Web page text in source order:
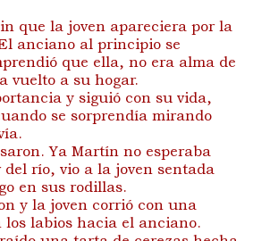
que la joven apareciera por la
anciano al principio se
que ella, no era alma de
vuelto a su hogar.
y siguió con su vida,
se sorprendía mirando
Ya Martín no esperaba
del río, vio a la joven sentada
en sus rodillas.
y la joven corrió con una
los labios hacia el anciano.